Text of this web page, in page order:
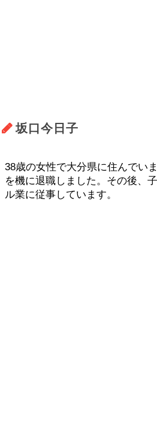
坂口今日子
38歳の女性で大分県に住んでい
を機に退職しました。その後、
ル業に従事しています。